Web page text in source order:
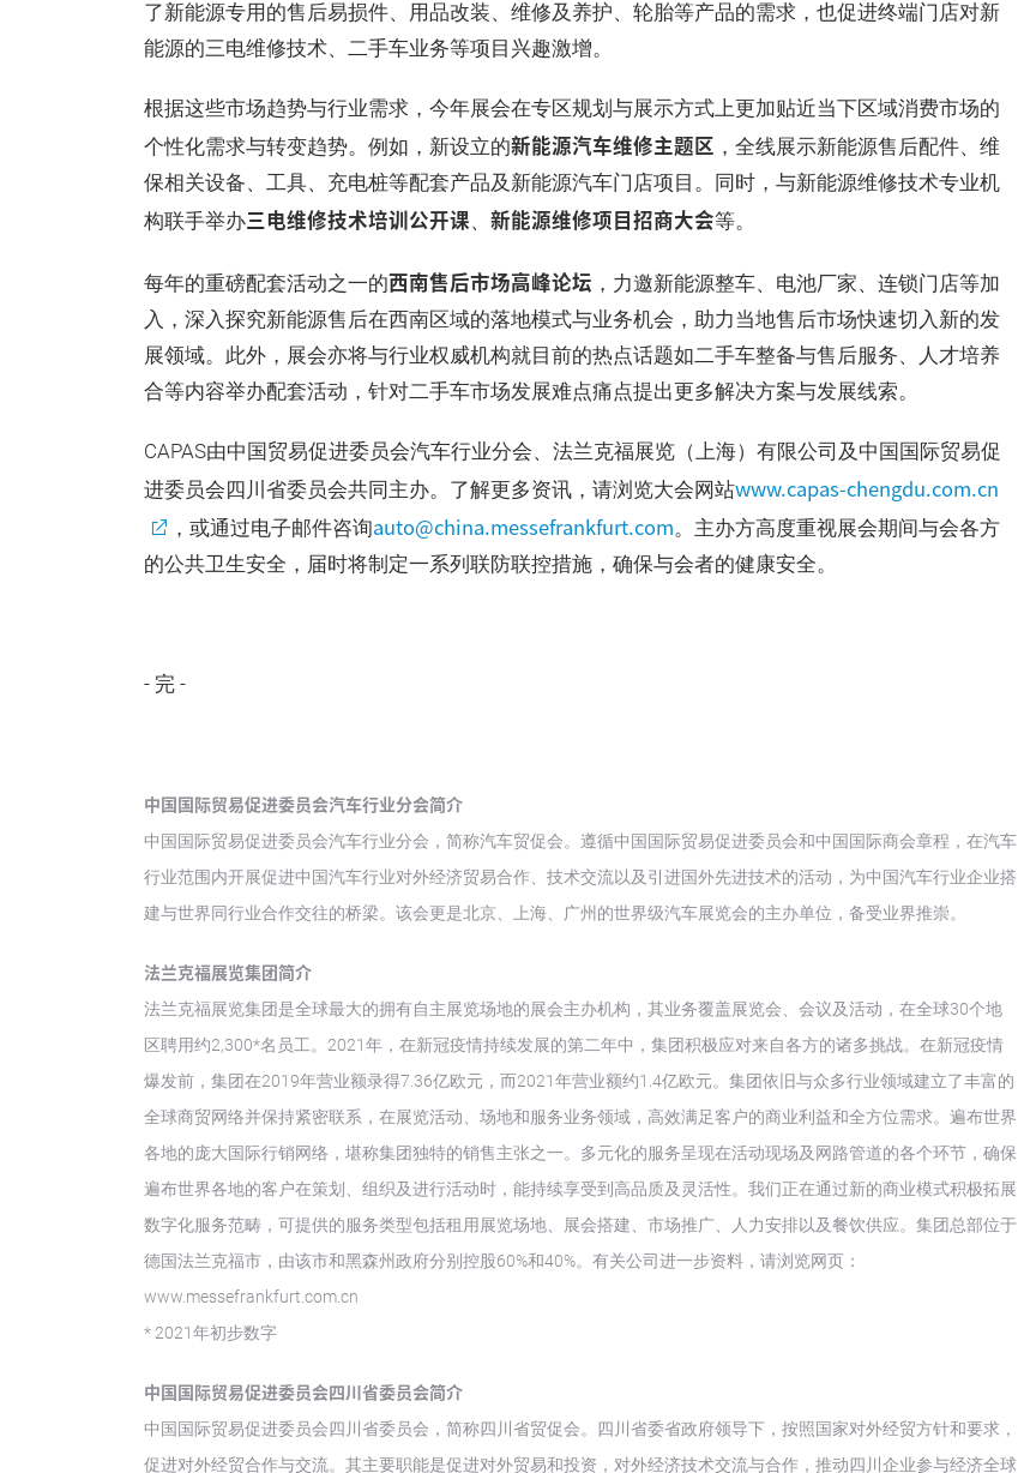
了新能源专用的售后易损件、用品改装、维修及养护、轮胎等产品的需求，也促进终端门店对新
能源的三电维修技术、二手车业务等项目兴趣激增。
根据这些市场趋势与行业需求，今年展会在专区规划与展示方式上更加贴近当下区域消费市场的
个性化需求与转变趋势。例如，新设立的新能源汽车维修主题区 ，全线展示新能源售后配件、维
保相关设备、工具、充电桩等配套产品及新能源汽车门店项目。同时，与新能源维修技术专业机
构联手举办三电维修技术培训公开课、 新能源维修项目招商大会等。
每年的重磅配套活动之一的西南售后市场高峰论坛 ，力邀新能源整车、电池厂家、连锁门店等加
入，深入探究新能源售后在西南区域的落地模式与业务机会，助力当地售后市场快速切入新的发
展领域。此外，展会亦将与行业权威机构就目前的热点话题如二手车整备与售后服务、人才培养
合等内容举办配套活动，针对二手车市场发展难点痛点提出更多解决方案与发展线索。
CAPAS由中国贸易促进委员会汽车行业分会、法兰克福展览（上海）有限公司及中国国际贸易促
进委员会四川省委员会共同主办。了解更多资讯，请浏览大会网站www.capas-chengdu.com.cn
，或通过电子邮件咨询auto@china.messefrankfurt.com。主办方高度重视展会期间与会各方
的公共卫生安全，届时将制定一系列联防联控措施，确保与会者的健康安全。
- 完 -
中国国际贸易促进委员会汽车行业分会简介
中国国际贸易促进委员会汽车行业分会，简称汽车贸促会。遵循中国国际贸易促进委员会和中国国际商会章程，在汽车
行业范围内开展促进中国汽车行业对外经济贸易合作、技术交流以及引进国外先进技术的活动，为中国汽车行业企业搭
建与世界同行业合作交往的桥梁。该会更是北京、上海、广州的世界级汽车展览会的主办单位，备受业界推崇。
法兰克福展览集团简介
法兰克福展览集团是全球最大的拥有自主展览场地的展会主办机构，其业务覆盖展览会、会议及活动，在全球30个地
区聘用约2,300*名员工。2021年，在新冠疫情持续发展的第二年中，集团积极应对来自各方的诸多挑战。在新冠疫情
爆发前，集团在2019年营业额录得7.36亿欧元，而2021年营业额约1.4亿欧元。集团依旧与众多行业领域建立了丰富的
全球商贸网络并保持紧密联系，在展览活动、场地和服务业务领域，高效满足客户的商业利益和全方位需求。遍布世界
各地的庞大国际行销网络，堪称集团独特的销售主张之一。多元化的服务呈现在活动现场及网路管道的各个环节，确保
遍布世界各地的客户在策划、组织及进行活动时，能持续享受到高品质及灵活性。我们正在通过新的商业模式积极拓展
数字化服务范畴，可提供的服务类型包括租用展览场地、展会搭建、市场推广、人力安排以及餐饮供应。集团总部位于
德国法兰克福市，由该市和黑森州政府分别控股60%和40%。有关公司进一步资料，请浏览网页：
www.messefrankfurt.com.cn
* 2021年初步数字
中国国际贸易促进委员会四川省委员会简介
中国国际贸易促进委员会四川省委员会，简称四川省贸促会。四川省委省政府领导下，按照国家对外经贸方针和要求，
促进对外经贸合作与交流。其主要职能是促进对外贸易和投资，对外经济技术交流与合作，推动四川企业参与经济全球